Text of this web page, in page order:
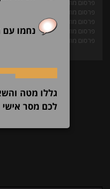
פרסום מודעות בעיתון
פרסום מודעת אבל בעיתון
פרסום מודעה משפטית בעיתון
פרסום מודעה מסחרית בעיתון
פרסום מודעת דרושים בעיתון
נחמו
גללו מטה
לכם מסר אישי